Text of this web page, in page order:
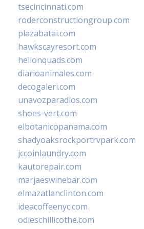
tsecincinnati.com
roderconstructiongroup.com
plazabatai.com
hawkscayresort.com
hellonquads.com
diarioanimales.com
decogaleri.com
unavozparadios.com
shoes-vert.com
elbotanicopanama.com
shadyoaksrockportrvpark.com
jccoinlaundry.com
kautorepair.com
marjaeswinebar.com
elmazatlanclinton.com
ideacoffeenyc.com
odieschillicothe.com